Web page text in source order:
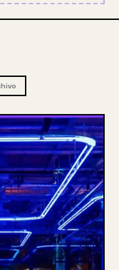
y creativa, somos
y compartir
Hacemos
de manera